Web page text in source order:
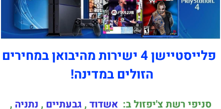
פלייסטיישן 4 ישירות מהיבואן במחירים
הזולים במדינה!
סניפי רשת צ'יפזול ב:אשדוד , גבעתיים , נתניה ,